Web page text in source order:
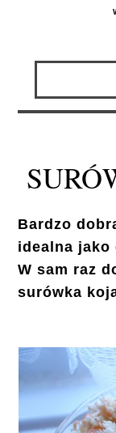
Bardzo
idealna jako
W sam raz
surówka